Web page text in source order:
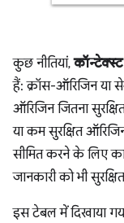
कुछ नीतियां,कॉन्टेक्स्ट
हैं: क्रॉस-ऑरिजिन या
ऑरिजिन जितना
या कम सुरक्षित
सीमित करने के लिए
जानकारी को भी
इस टेबल में दिखाया